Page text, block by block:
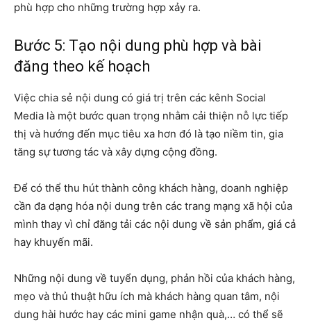
phù hợp cho những trường hợp xảy ra.
Bước 5: Tạo nội dung phù hợp và bài
đăng theo kế hoạch
Việc chia sẻ nội dung có giá trị trên các kênh Social
Media là một bước quan trọng nhằm cải thiện nỗ lực tiếp
thị và hướng đến mục tiêu xa hơn đó là tạo niềm tin, gia
tăng sự tương tác và xây dựng cộng đồng.
Để có thể thu hút thành công khách hàng, doanh nghiệp
cần đa dạng hóa nội dung trên các trang mạng xã hội của
mình thay vì chỉ đăng tải các nội dung về sản phẩm, giá cả
hay khuyến mãi.
Những nội dung về tuyển dụng, phản hồi của khách hàng,
mẹo và thủ thuật hữu ích mà khách hàng quan tâm, nội
dung hài hước hay các mini game nhận quà,… có thể sẽ